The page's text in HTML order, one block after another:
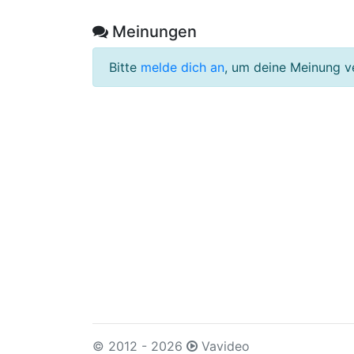
Meinungen
Bitte melde dich an, um deine Meinung
© 2012 - 2026 Vavideo